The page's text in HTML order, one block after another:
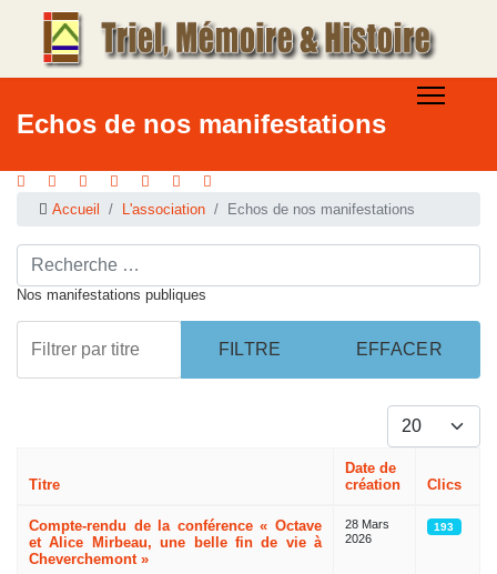
Echos de nos manifestations
Accueil L'association Echos de nos manifestations
Rechercher ...
Nos manifestations publiques
Filtrer par titre
FILTRE EFFACER
Afficher #
Titre
Date de
création
Clics
Compte-rendu de la conférence « Octave
et Alice Mirbeau, une belle fin de vie à
Cheverchemont »
28 Mars
2026
193